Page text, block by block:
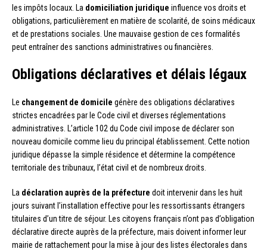
les impôts locaux. La domiciliation juridique influence vos droits et
obligations, particulièrement en matière de scolarité, de soins médicaux
et de prestations sociales. Une mauvaise gestion de ces formalités
peut entraîner des sanctions administratives ou financières.
Obligations déclaratives et délais légaux
Le changement de domicile génère des obligations déclaratives
strictes encadrées par le Code civil et diverses réglementations
administratives. L’article 102 du Code civil impose de déclarer son
nouveau domicile comme lieu du principal établissement. Cette notion
juridique dépasse la simple résidence et détermine la compétence
territoriale des tribunaux, l’état civil et de nombreux droits.
La déclaration auprès de la préfecture doit intervenir dans les huit
jours suivant l’installation effective pour les ressortissants étrangers
titulaires d’un titre de séjour. Les citoyens français n’ont pas d’obligation
déclarative directe auprès de la préfecture, mais doivent informer leur
mairie de rattachement pour la mise à jour des listes électorales dans